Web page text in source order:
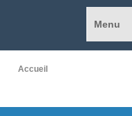
Menu
Accueil